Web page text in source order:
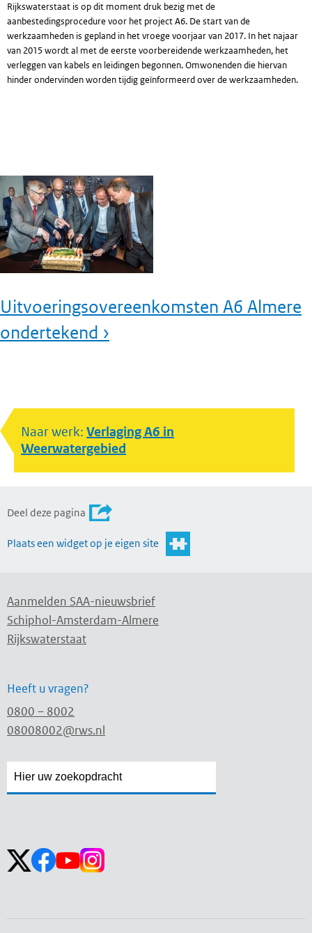
Rijkswaterstaat is op dit moment druk bezig met de
aanbestedingsprocedure voor het project A6. De start van de
werkzaamheden is gepland in het vroege voorjaar van 2017. In het najaar
van 2015 wordt al met de eerste voorbereidende werkzaamheden, het
verleggen van kabels en leidingen begonnen. Omwonenden die hiervan
hinder ondervinden worden tijdig geïnformeerd over de werkzaamheden.
Uitvoeringsovereenkomsten A6 Almere
ondertekend ›
Naar werk: Verlaging A6 in
Weerwatergebied
Deel deze pagina
Plaats een widget op je eigen site
Aanmelden SAA-nieuwsbrief
Schiphol-Amsterdam-Almere
Rijkswaterstaat
Heeft u vragen?
0800 – 8002
08008002@rws.nl